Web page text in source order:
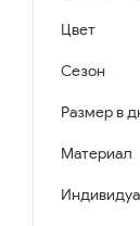
Цвет
Сезон
Размер в
Материал